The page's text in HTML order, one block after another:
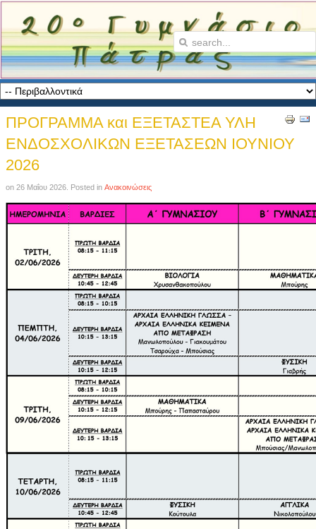
ΠΡΟΓΡΑΜΜΑ και ΕΞΕΤΑΣΤΕΑ ΥΛΗ
ΕΝΔΟΣΧΟΛΙΚΩΝ ΕΞΕΤΑΣΕΩΝ ΙΟΥΝΙΟΥ
2026
on 26 Μαΐου 2026 . Posted in Ανακοινώσεις